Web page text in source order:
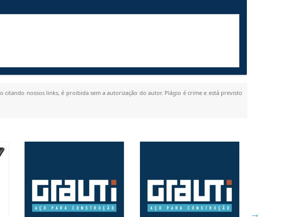
nossos links, é proibida sem a autorização do autor. Plágio é crime e está previsto